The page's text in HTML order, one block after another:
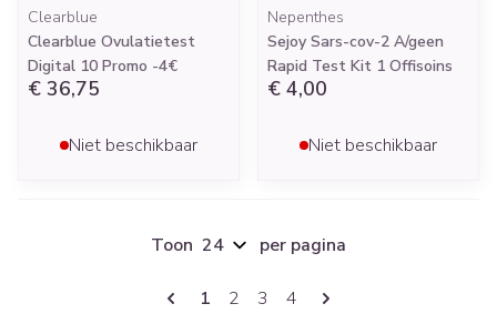
Clearblue
Clearblue Ovulatietest
Digital 10 Promo -4€
€ 36,75
Niet beschikbaar
Nepenthes
Sejoy Sars-cov-2 A/geen
Rapid Test Kit 1 Offisoins
€ 4,00
Niet beschikbaar
Pagina's
U lees momenteel pagina
1 Pagina
2 Pagina
3 Pagina
4
Toon per pagina